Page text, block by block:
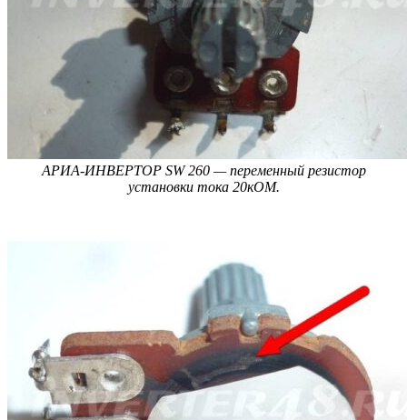
АРИА-ИНВЕРТОР SW 260 — переменный резистор
установки тока 20кОМ.